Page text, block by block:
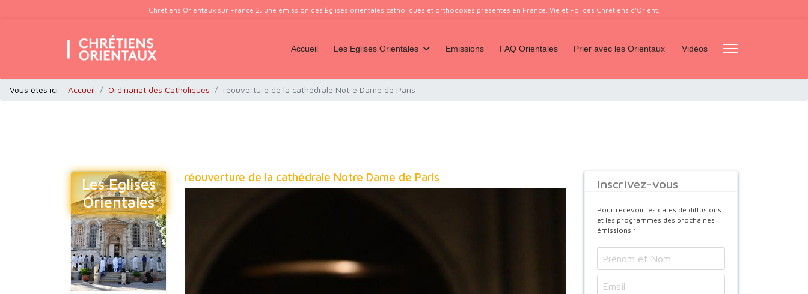
Chrétiens Orientaux sur France 2, une émission des Églises orientales catholiques et orthodoxes présentes en France. Vie et Foi des Chrétiens d’Orient.
Accueil Les Eglises Orientales Emissions FAQ Orientales Prier avec les Orientaux Vidéos
Vous êtes ici : Accueil Ordinariat des Catholiques réouverture de la cathédrale Notre Dame de Paris
Les Eglises
Orientales
réouverture de la cathédrale Notre Dame de Paris Inscrivez-vous
Pour recevoir les dates de diffusions
et les programmes des prochaines
émissions :